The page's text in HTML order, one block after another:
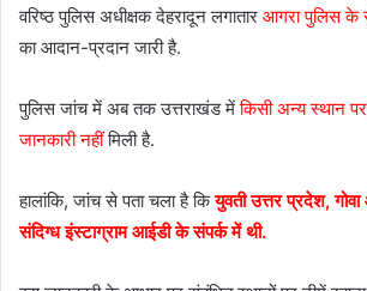
वरिष्ठ पुलिस अधीक्षक देहरादून लगातार आगरा पुलिस के
का आदान-प्रदान जारी है.
पुलिस जांच में अब तक उत्तराखंड मेंकिसी अन्य स्थान
जानकारी नहींमिली है.
हालांकि, जांच से पता चला है कियुवती उत्तर प्रदेश,
संदिग्ध इंस्टाग्राम आईडी के संपर्क में थी.